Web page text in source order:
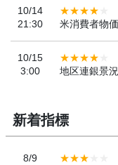
10/14
21:30
米消費者物
10/15
3:00
地区連銀景
新着指標
8/9